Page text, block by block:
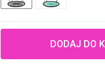
DODAJ DO